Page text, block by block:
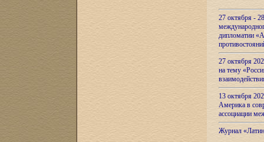
27 октября -
дипломатии
27 октября
на тему
13 октября
Америка в
ассоциации
Журнал